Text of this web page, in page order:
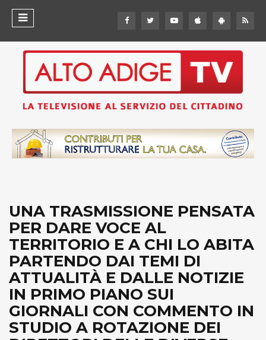
UNA TRASMISSIONE PENSATA
PER DARE VOCE AL
TERRITORIO E A CHI LO ABITA
PARTENDO DAI TEMI DI
ATTUALITÀ E DALLE NOTIZIE
IN PRIMO PIANO SUI
GIORNALI CON COMMENTO IN
STUDIO A ROTAZIONE DEI